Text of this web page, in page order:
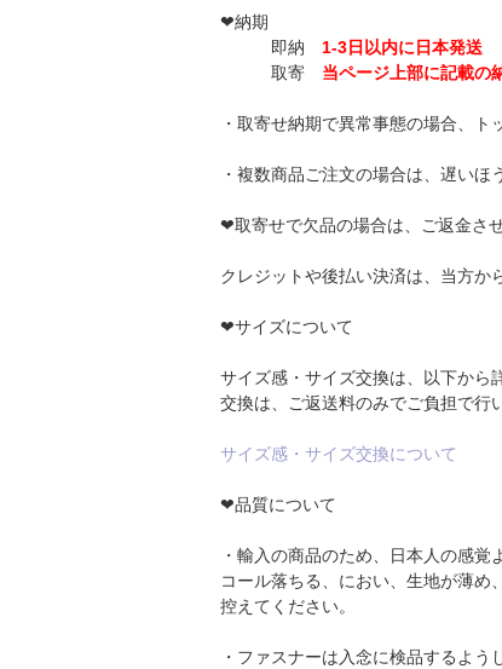
❤納期
即納 1-3日以内に日本発送
取寄 当ページ上部に記載の
・取寄せ納期で異常事態の場合、
・複数商品ご注文の場合は、遅いほ
❤取寄せで欠品の場合は、ご返金さ
クレジットや後払い決済は、当方か
❤サイズについて
サイズ感・サイズ交換は、以下から
交換は、ご返送料のみでご負担で行
サイズ感・サイズ交換について
❤品質について
・輸入の商品のため、日本人の感
コール落ちる、におい、生地が薄
控えてください。
・ファスナーは入念に検品するよ